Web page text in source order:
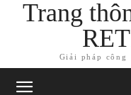
Trang
Giải pháp công